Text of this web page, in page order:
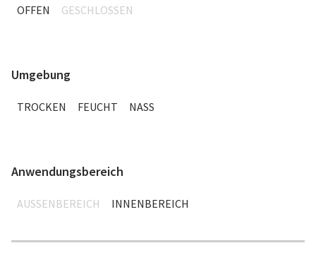
OFFEN GESCHLOSSEN
Umgebung
TROCKEN FEUCHT NASS
Anwendungsbereich
AUSSENBEREICH INNENBEREICH